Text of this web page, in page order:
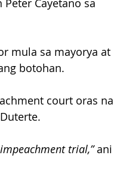
Cayetano sa
mula sa mayorya at
botohan.
court oras na
trial,” ani